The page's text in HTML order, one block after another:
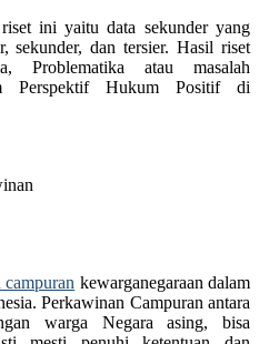
ini yaitu data sekunder yang
sekunder, dan tersier. Hasil riset
Problematika atau masalah
Perspektif Hukum Positif di
kewarganegaraan dalam
Perkawinan Campuran antara
warga Negara asing, bisa